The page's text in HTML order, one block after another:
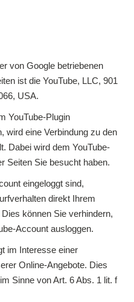
von Google betriebenen
ist die YouTube, LLC, 901
USA.
YouTube-Plugin
wird eine Verbindung zu den
Dabei wird dem YouTube-
Seiten Sie besucht haben.
eingeloggt sind,
direkt Ihrem
können Sie verhindern,
Account ausloggen.
im Interesse einer
Online-Angebote. Dies
Sinne von Art. 6 Abs. 1 lit. f